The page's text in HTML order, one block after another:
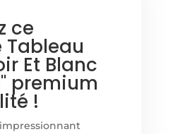
ce
Tableau
Et Blanc
premium
!